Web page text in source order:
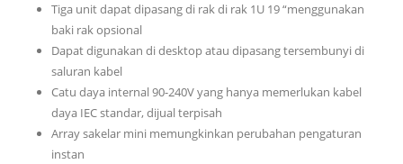
Tiga unit dapat dipasang di rak di rak 1U 19 “menggunakan
baki rak opsional
Dapat digunakan di desktop atau dipasang tersembunyi di
saluran kabel
Catu daya internal 90-240V yang hanya memerlukan kabel
daya IEC standar, dijual terpisah
Array sakelar mini memungkinkan perubahan pengaturan
instan